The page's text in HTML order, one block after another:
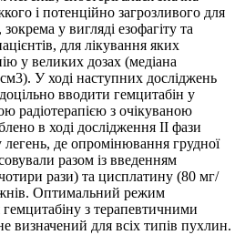
і потенційно загрозливого для
у вигляді езофагіту та
для лікування яких
у великих дозах (медіана
У ході наступних досліджень
вводити гемцитабін у
радіотерапією з очікуваною
в ході дослідження II фази
легень, де опромінювання грудної
разом із введенням
рази) та цисплатину (80 мг/
Оптимальний режим
гемцитабіну з терапевтичними
визначений для всіх типів пухлин.